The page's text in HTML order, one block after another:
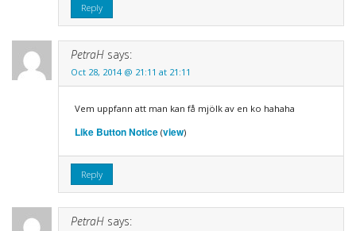
Reply
PetraH says:
Oct 28, 2014 @ 21:11 at 21:11
Vem uppfann att man kan få mjölk av en ko hahaha
Like Button Notice(view)
Reply
PetraH says: